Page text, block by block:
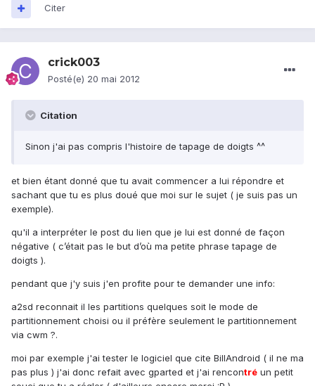
Citer
crick003
Posté(e) 20 mai 2012
Citation
Sinon j'ai pas compris l'histoire de tapage de doigts ^^
et bien étant donné que tu avait commencer a lui répondre et
sachant que tu es plus doué que moi sur le sujet ( je suis pas un
exemple).
qu'il a interpréter le post du lien que je lui est donné de façon
négative ( c’était pas le but d’où ma petite phrase tapage de
doigts ).
pendant que j'y suis j'en profite pour te demander une info:
a2sd reconnait il les partitions quelques soit le mode de
partitionnement choisi ou il préfère seulement le partitionnement
via cwm ?.
moi par exemple j'ai tester le logiciel que cite BillAndroid ( il ne ma
pas plus ) j'ai donc refait avec gparted et j'ai rencontré un petit